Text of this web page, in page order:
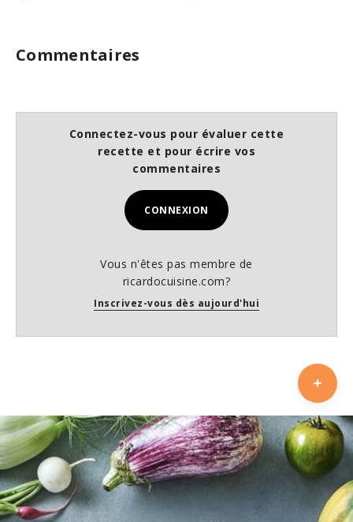
Commentaires
Connectez-vous pour évaluer cette
recette et pour écrire vos
commentaires
CONNEXION
Vous n'êtes pas membre de
ricardocuisine.com?
Inscrivez-vous dès aujourd'hui